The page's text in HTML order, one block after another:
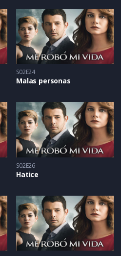
S02E24
Malas personas
S02E26
Hatice